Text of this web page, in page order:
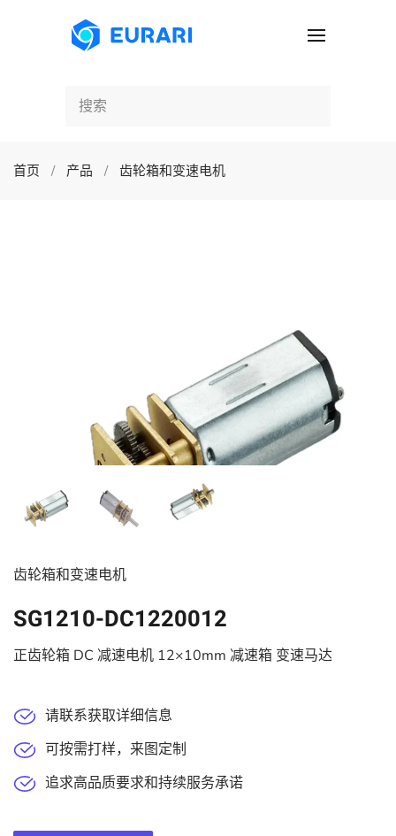
跳至主要内容
首页 产品 齿轮箱和变速电机
齿轮箱和变速电机
SG1210-DC1220012
正齿轮箱 DC 减速电机 12×10mm 减速箱 变速马达
请联系获取详细信息
可按需打样，来图定制
追求高品质要求和持续服务承诺